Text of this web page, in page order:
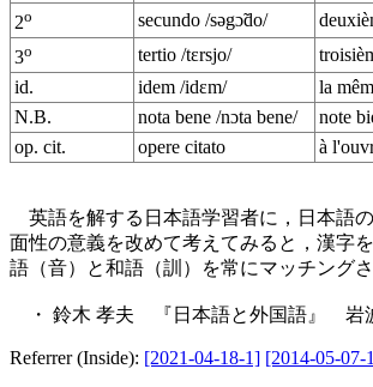
2o secundo /səgɔ̃do/
3o tertio /tɛrsjo/
id.
idem /idɛm/
la
N.B.
nota bene /nɔta bene/
note
op. cit.
opere citato à
英語を解する日本語学習者に，日本語
面性の意義を改めて考えてみると，漢字
語（音）と和語（訓）を常にマッチング
・ 鈴木 孝夫 『日本語と外国語』 岩波
Referrer (Inside): [2021-04-18-1] [2014-05-07-